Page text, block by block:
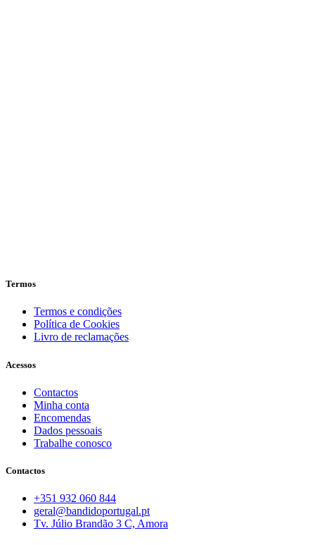
Termos
Termos e condições
Política de Cookies
Livro de reclamações
Acessos
Contactos
Minha conta
Encomendas
Dados pessoais
Trabalhe conosco
Contactos
+351 932 060 844
geral@bandidoportugal.pt
Tv. Júlio Brandão 3 C, Amora